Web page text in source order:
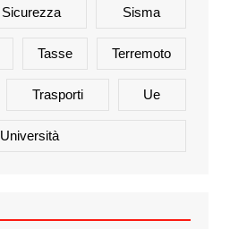
Sicurezza Sisma
Tasse Terremoto
Trasporti Ue
Università